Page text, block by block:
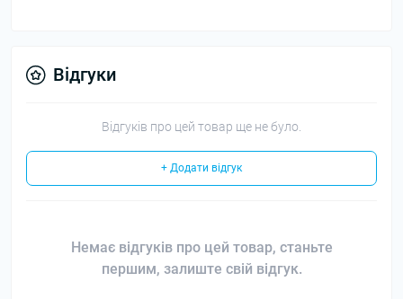
Відгуки
Відгуків про цей товар ще не було.
+ Додати відгук
Немає відгуків про цей товар, станьте
першим, залиште свій відгук.